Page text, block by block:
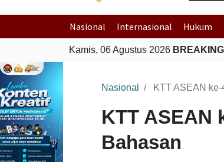
Nasional Internasional Hukum
Kamis, 06 Agustus 2026
Nasional KTT ASEAN
KTT ASEAN
Bahasan